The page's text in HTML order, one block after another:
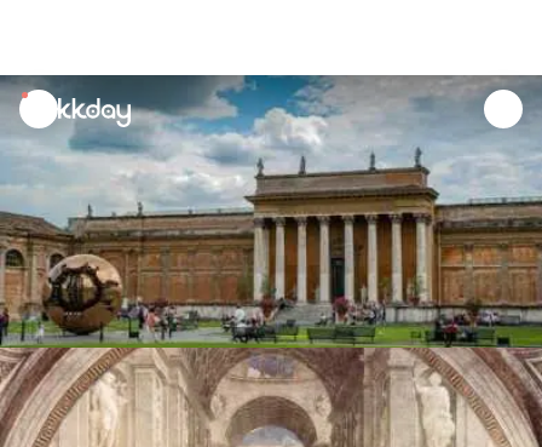
unread
notifications